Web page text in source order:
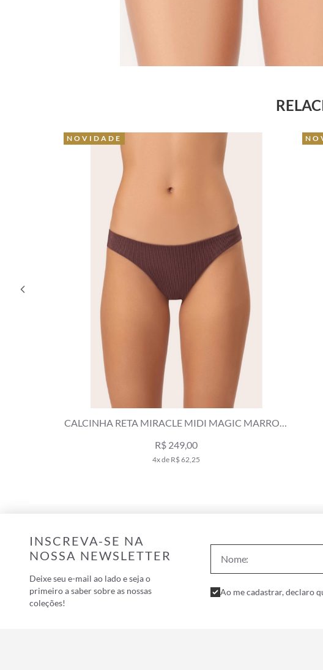
CALCINHA RETA MIRACLE MIDI LE SOLEIL
R$ 179,00R$ 98,00
1x de R$ 98,00
45% OFF
INSCREVA-SE NA
NOSSA NEWSLETTER
Deixe seu e-mail ao lado e seja o
primeiro a saber sobre as nossas
coleções!
Ao me cadastrar, declaro